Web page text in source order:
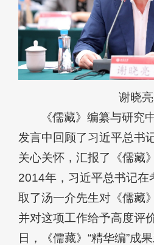
谢晓
《儒藏》编纂与研究
发言中回顾了习近平总书
关心关怀，汇报了《儒藏
2014年，习近平总书记在
取了汤一介先生对《儒藏
并对这项工作给予高度评
日，《儒藏》“精华编”成